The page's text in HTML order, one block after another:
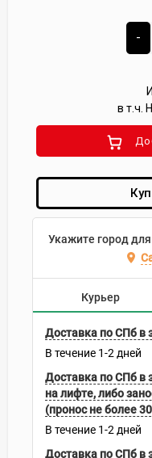
-
в т.ч.
Укажите город
Курьер
Доставка по СПб в
В течение 1-2 дней
Доставка по СПб в
на лифте, либо
(пронос не более
В течение 1-2 дней
Доставка по СПб в